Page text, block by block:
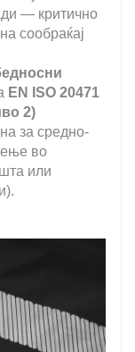
— критично
сообраќај
EN ISO 20471
2)
за средно-
во
или